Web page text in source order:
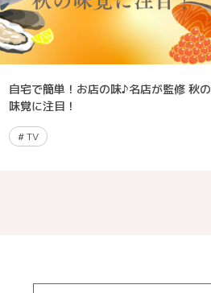
自宅で簡単！お店の味♪名店が監修 秋の
味覚に注目！
#TV